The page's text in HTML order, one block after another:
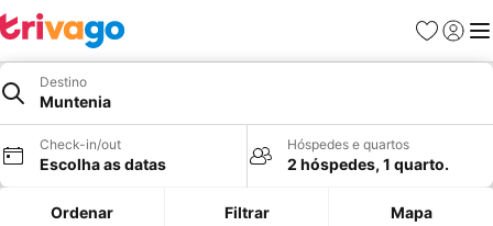
Favoritos
Iniciar
Destino
Muntenia
Check-in/out
Escolha as datas
Hóspedes e quartos
2 hóspedes, 1 quarto.
Ordenar Filtrar Mapa